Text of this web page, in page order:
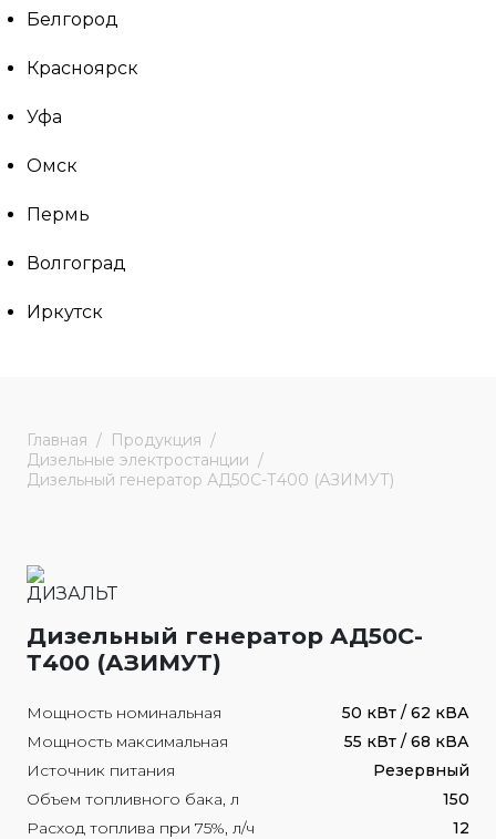
Белгород
Красноярск
Уфа
Омск
Пермь
Волгоград
Иркутск
Главная
Продукция
Дизельные электростанции
Дизельный генератор АД50С-Т400 (АЗИМУТ)
Дизельный генератор АД50С-
Т400 (АЗИМУТ)
Мощность номинальная
50 кВт / 62 кВА
Мощность максимальная
55 кВт / 68 кВА
Источник питания
Резервный
Объем топливного бака, л
150
Расход топлива при 75%, л/ч
12